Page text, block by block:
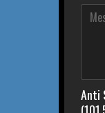
Anti